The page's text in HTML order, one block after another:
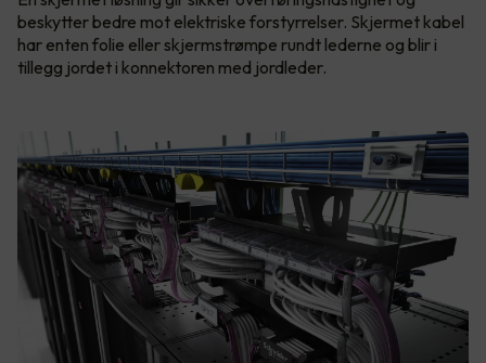
beskytter bedre mot elektriske forstyrrelser. Skjermet kabel
har enten folie eller skjermstrømpe rundt lederne og blir i
tillegg jordet i konnektoren med jordleder.